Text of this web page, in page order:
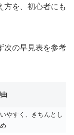
方を、初心者にも
次の早見表を参考
やすく、きちんとし